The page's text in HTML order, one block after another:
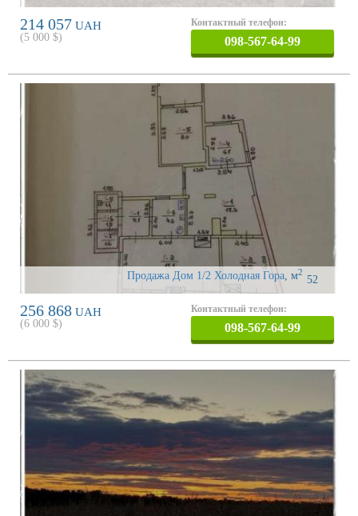
214 057 UAH
(5 000 $)
Контактный телефон:
098-567-64-99
Продажа Дом 1/2 Холодная Гора, 52
м2
256 868 UAH
(6 000 $)
Контактный телефон:
098-567-64-99